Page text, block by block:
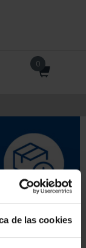
de las cookies
0